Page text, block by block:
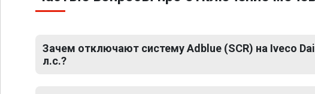
Зачем отключают систему Adblue (SCR) на Iveco
л.с.?